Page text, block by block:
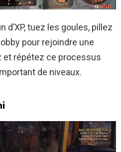
d’XP, tuez les goules, pillez
pour rejoindre une
et répétez ce processus
de niveaux.